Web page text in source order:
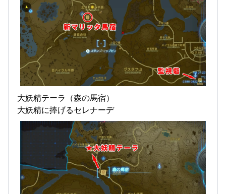
大妖精テーラ（森の馬宿）
大妖精に捧げるセレナーデ